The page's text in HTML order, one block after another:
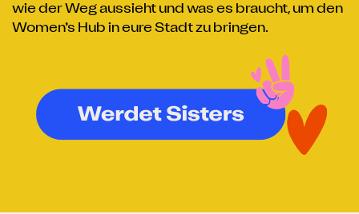
wie der Weg aussieht und was es braucht, um den
Women’s Hub in eure Stadt zu bringen.